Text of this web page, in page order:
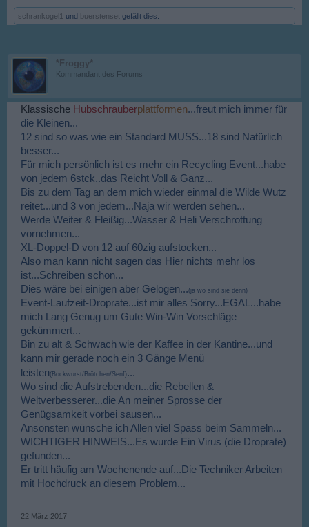
schrankogel1 und buerstenset gefällt dies.
*Froggy*
Kommandant des Forums
Klassische Hubschrauberplattformen...freut mich immer für
die Kleinen...
12 sind so was wie ein Standard MUSS...18 sind Natürlich
besser...
Für mich persönlich ist es mehr ein Recycling Event...habe
von jedem 6stck..das Reicht Voll & Ganz...
Bis zu dem Tag an dem mich wieder einmal die Wilde Wutz
reitet...und 3 von jedem...Naja wir werden sehen...
Werde Weiter & Fleißig...Wasser & Heli Verschrottung
vornehmen...
XL-Doppel-D von 12 auf 60zig aufstocken...
Also man kann nicht sagen das Hier nichts mehr los
ist...Schreiben schon...
Dies wäre bei einigen aber Gelogen...(ja wo sind sie denn)
Event-Laufzeit-Droprate...ist mir alles Sorry...EGAL...habe
mich Lang Genug um Gute Win-Win Vorschläge
gekümmert...
Bin zu alt & Schwach wie der Kaffee in der Kantine...und
kann mir gerade noch ein 3 Gänge Menü
leisten(Bockwurst/Brötchen/Senf)...
Wo sind die Aufstrebenden...die Rebellen &
Weltverbesserer...die An meiner Sprosse der
Genügsamkeit vorbei sausen...
Ansonsten wünsche ich Allen viel Spass beim Sammeln...
WICHTIGER HINWEIS...Es wurde Ein Virus (die Droprate)
gefunden...
Er tritt häufig am Wochenende auf...Die Techniker Arbeiten
mit Hochdruck an diesem Problem...
22 März 2017